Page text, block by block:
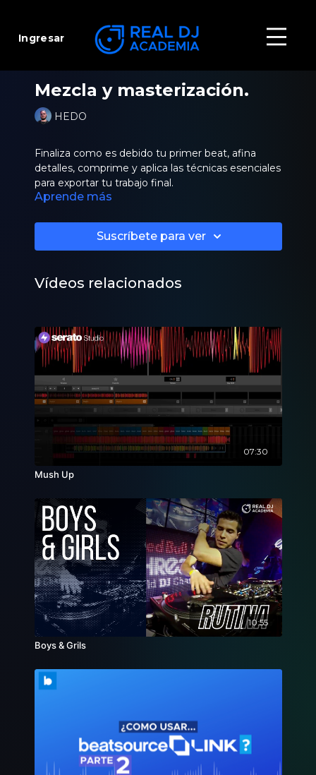
Ingresar
Mezcla y masterización.
HEDO
Finaliza como es debido tu primer beat, afina
detalles, comprime y aplica las técnicas esenciales
para exportar tu trabajo final.
Aprende más
Suscríbete para ver
Vídeos relacionados
07:30
Mush Up
10:55
Boys & Grils